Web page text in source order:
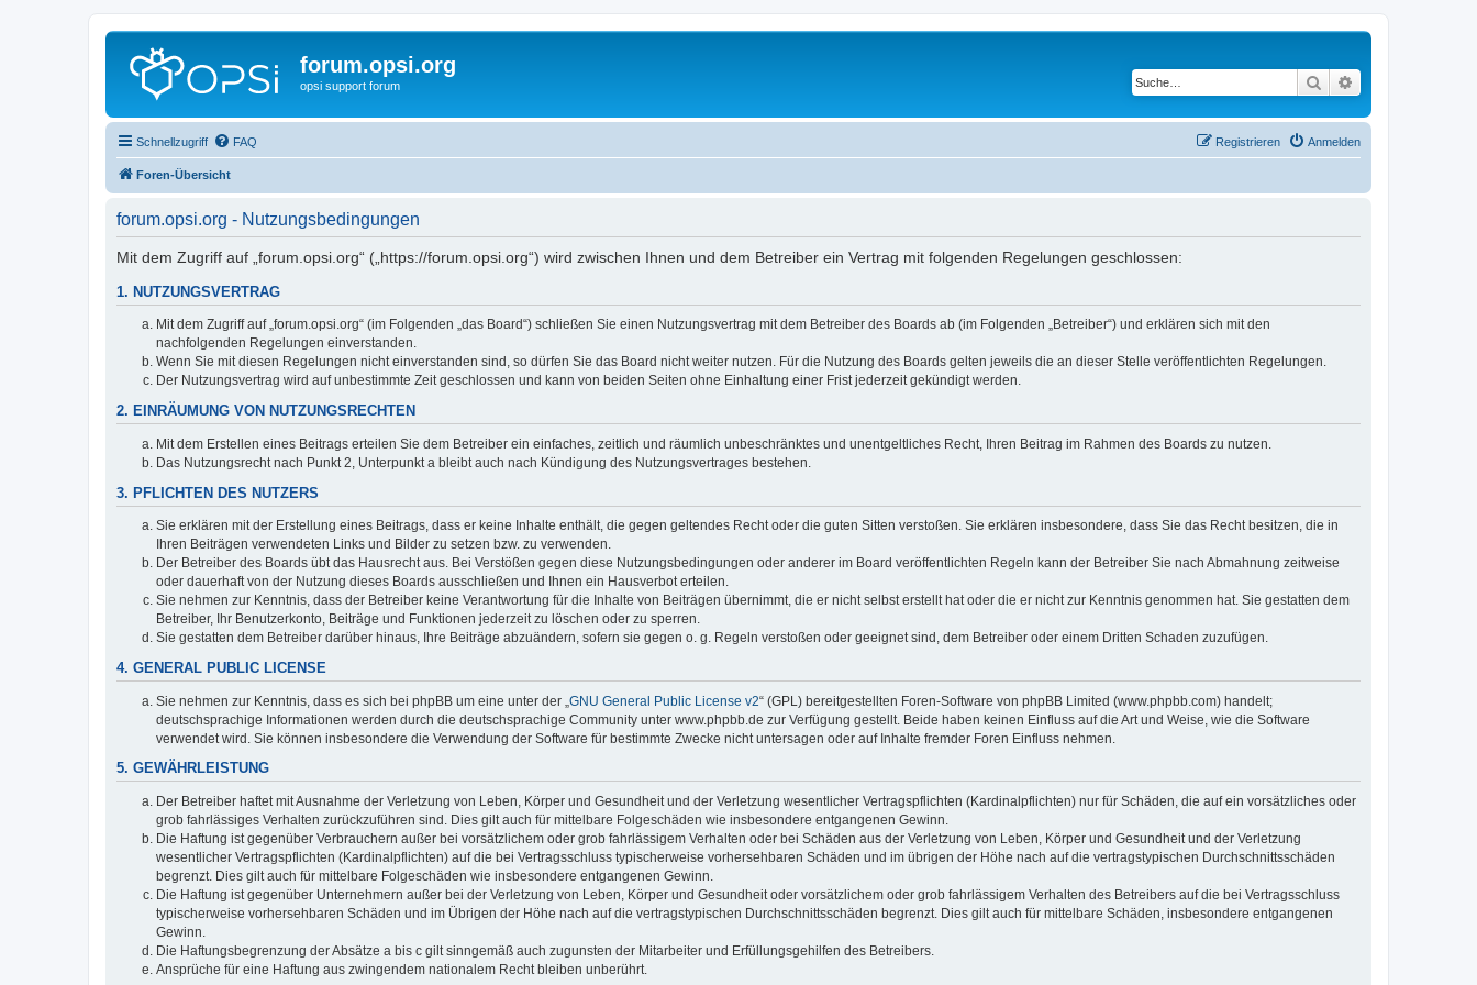
forum.opsi.org
opsi support forum Suche
Schnellzugriff FAQ Anmelden
Registrieren
Foren-Übersicht
forum.opsi.org - Nutzungsbedingungen
Mit dem Zugriff auf „forum.opsi.org“ („https://forum.opsi.org“) wird zwischen Ihnen und dem Betreiber ein Vertrag mit folgenden Regelungen geschlossen:
1. NUTZUNGSVERTRAG
Mit dem Zugriff auf „forum.opsi.org“ (im Folgenden „das Board“) schließen Sie einen Nutzungsvertrag mit dem Betreiber des Boards ab (im Folgenden „Betreiber“) und erklären sich mit den
nachfolgenden Regelungen einverstanden.
Wenn Sie mit diesen Regelungen nicht einverstanden sind, so dürfen Sie das Board nicht weiter nutzen. Für die Nutzung des Boards gelten jeweils die an dieser Stelle veröffentlichten Regelungen.
Der Nutzungsvertrag wird auf unbestimmte Zeit geschlossen und kann von beiden Seiten ohne Einhaltung einer Frist jederzeit gekündigt werden.
2. EINRÄUMUNG VON NUTZUNGSRECHTEN
Mit dem Erstellen eines Beitrags erteilen Sie dem Betreiber ein einfaches, zeitlich und räumlich unbeschränktes und unentgeltliches Recht, Ihren Beitrag im Rahmen des Boards zu nutzen.
Das Nutzungsrecht nach Punkt 2, Unterpunkt a bleibt auch nach Kündigung des Nutzungsvertrages bestehen.
3. PFLICHTEN DES NUTZERS
Sie erklären mit der Erstellung eines Beitrags, dass er keine Inhalte enthält, die gegen geltendes Recht oder die guten Sitten verstoßen. Sie erklären insbesondere, dass Sie das Recht besitzen, die in
Ihren Beiträgen verwendeten Links und Bilder zu setzen bzw. zu verwenden.
Der Betreiber des Boards übt das Hausrecht aus. Bei Verstößen gegen diese Nutzungsbedingungen oder anderer im Board veröffentlichten Regeln kann der Betreiber Sie nach Abmahnung zeitweise
oder dauerhaft von der Nutzung dieses Boards ausschließen und Ihnen ein Hausverbot erteilen.
Sie nehmen zur Kenntnis, dass der Betreiber keine Verantwortung für die Inhalte von Beiträgen übernimmt, die er nicht selbst erstellt hat oder die er nicht zur Kenntnis genommen hat. Sie gestatten dem
Betreiber, Ihr Benutzerkonto, Beiträge und Funktionen jederzeit zu löschen oder zu sperren.
Sie gestatten dem Betreiber darüber hinaus, Ihre Beiträge abzuändern, sofern sie gegen o. g. Regeln verstoßen oder geeignet sind, dem Betreiber oder einem Dritten Schaden zuzufügen.
4. GENERAL PUBLIC LICENSE
Sie nehmen zur Kenntnis, dass es sich bei phpBB um eine unter der „ GNU General Public License v2“ (GPL) bereitgestellten Foren-Software von phpBB Limited (www.phpbb.com) handelt;
deutschsprachige Informationen werden durch die deutschsprachige Community unter www.phpbb.de zur Verfügung gestellt. Beide haben keinen Einfluss auf die Art und Weise, wie die Software
verwendet wird. Sie können insbesondere die Verwendung der Software für bestimmte Zwecke nicht untersagen oder auf Inhalte fremder Foren Einfluss nehmen.
5. GEWÄHRLEISTUNG
Der Betreiber haftet mit Ausnahme der Verletzung von Leben, Körper und Gesundheit und der Verletzung wesentlicher Vertragspflichten (Kardinalpflichten) nur für Schäden, die auf ein vorsätzliches oder
grob fahrlässiges Verhalten zurückzuführen sind. Dies gilt auch für mittelbare Folgeschäden wie insbesondere entgangenen Gewinn.
Die Haftung ist gegenüber Verbrauchern außer bei vorsätzlichem oder grob fahrlässigem Verhalten oder bei Schäden aus der Verletzung von Leben, Körper und Gesundheit und der Verletzung
wesentlicher Vertragspflichten (Kardinalpflichten) auf die bei Vertragsschluss typischerweise vorhersehbaren Schäden und im übrigen der Höhe nach auf die vertragstypischen Durchschnittsschäden
begrenzt. Dies gilt auch für mittelbare Folgeschäden wie insbesondere entgangenen Gewinn.
Die Haftung ist gegenüber Unternehmern außer bei der Verletzung von Leben, Körper und Gesundheit oder vorsätzlichem oder grob fahrlässigem Verhalten des Betreibers auf die bei Vertragsschluss
typischerweise vorhersehbaren Schäden und im Übrigen der Höhe nach auf die vertragstypischen Durchschnittsschäden begrenzt. Dies gilt auch für mittelbare Schäden, insbesondere entgangenen
Gewinn.
Die Haftungsbegrenzung der Absätze a bis c gilt sinngemäß auch zugunsten der Mitarbeiter und Erfüllungsgehilfen des Betreibers.
Ansprüche für eine Haftung aus zwingendem nationalem Recht bleiben unberührt.